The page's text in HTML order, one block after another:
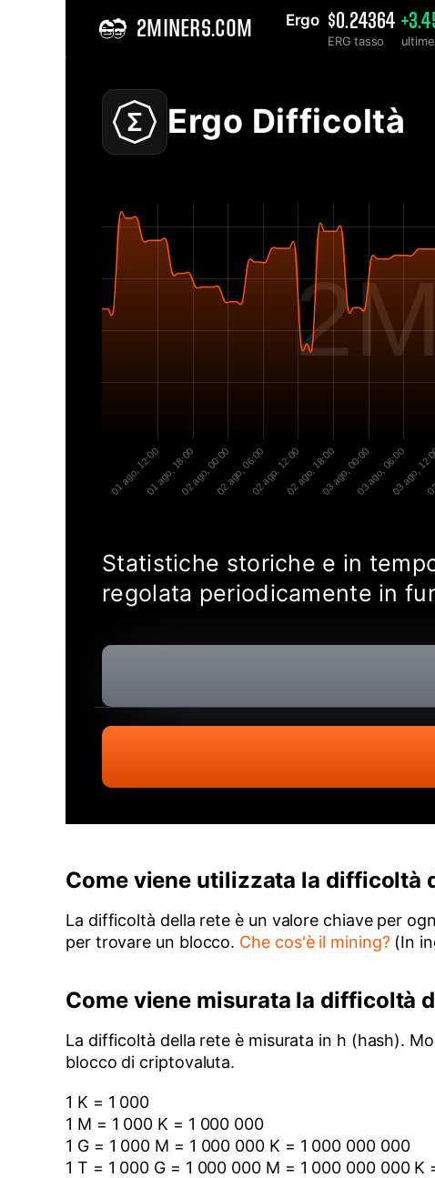
2MINERS.COM Ergo $0.24364
ERG tasso
Ergo Difficoltà
01 ago, 12:0001 ago, 18:0002 ago, 00:0002 ago, 06:0002 ago, 12:0002 ago, 18:0003 ago, 00:0003 ago, 06:00
03 ago,
Statistiche storiche e in
regolata periodicamente in
Come viene utilizzata la difficoltà
La difficoltà della rete è un valore chiave per
per trovare un blocco. Che cos'è il mining?(In
Come viene misurata la difficoltà
La difficoltà della rete è misurata in h (hash).
blocco di criptovaluta.
1 K = 1 000
1 M = 1 000 K = 1 000 000
1 G = 1 000 M = 1 000 000 K = 1 000 000 000
1 T = 1 000 G = 1 000 000 M = 1 000 000 000